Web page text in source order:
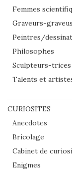
Femmes
Graveurs-
Peintres/
Philosophes
Sculpteurs-trices
Talents et
CURIOSITES
Anecdotes
Bricolage
Cabinet de
Enigmes